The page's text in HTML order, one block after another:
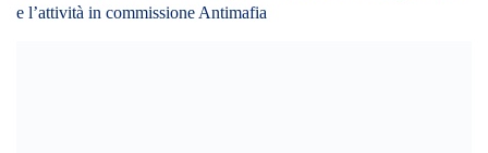
e l’attività in commissione Antimafia